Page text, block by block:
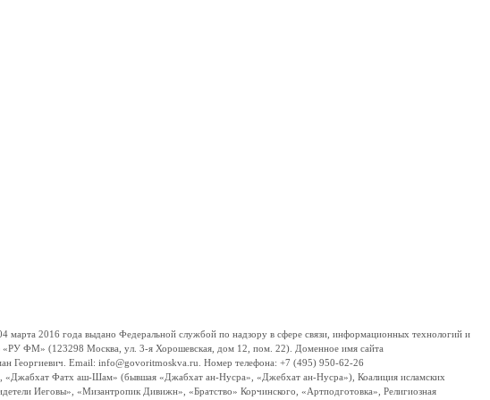
2016 года выдано Федеральной службой по надзору в сфере связи, информационных технологий и
«РУ ФМ» (123298 Москва, ул. 3-я Хорошевская, дом 12, пом. 22). Доменное имя сайта
Георгиевич. Email: info@govoritmoskva.ru. Номер телефона: +7 (495) 950-62-26
«Джабхат Фатх аш-Шам» (бывшая «Джабхат ан-Нусра», «Джебхат ан-Нусра»), Коалиция исламских
Иеговы», «Мизантропик Дивижн», «Братство» Корчинского, «Артподготовка», Религиозная